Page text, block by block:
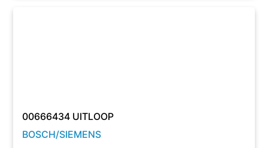
00666434 UITLOOP
BOSCH/SIEMENS